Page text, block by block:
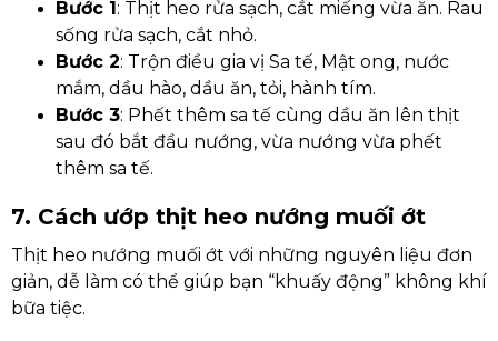
Bước 1: Thịt heo rửa sạch, cắt miếng vừa ăn. Rau
sống rửa sạch, cắt nhỏ.
Bước 2: Trộn điều gia vị Sa tế, Mật ong, nước
mắm, dầu hào, dầu ăn, tỏi, hành tím.
Bước 3: Phết thêm sa tế cùng dầu ăn lên thịt
sau đó bắt đầu nướng, vừa nướng vừa phết
thêm sa tế.
7. Cách ướp thịt heo nướng muối ớt
Thịt heo nướng muối ớt với những nguyên liệu đơn
giản, dễ làm có thể giúp bạn “khuấy động” không khí
bữa tiệc.